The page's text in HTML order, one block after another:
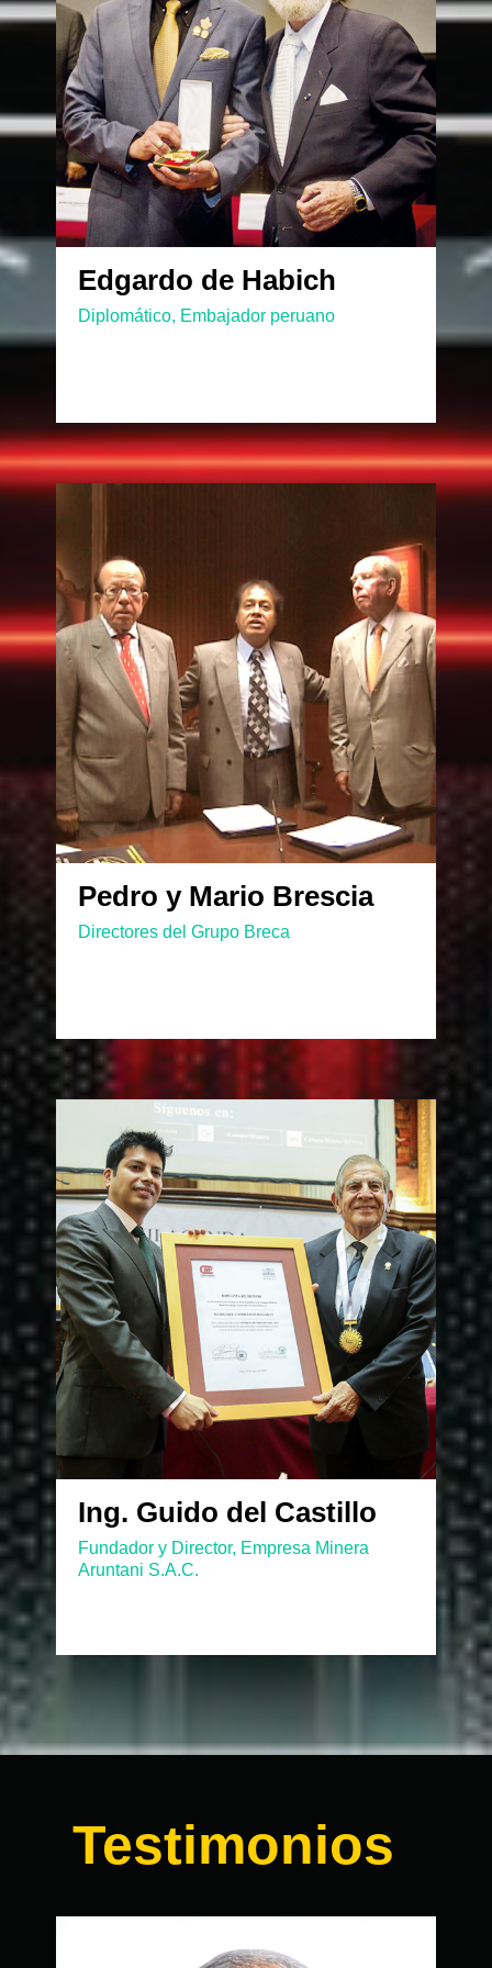
Edgardo de Habich
Diplomático, Embajador peruano
Pedro y Mario Brescia
Directores del Grupo Breca
Ing. Guido del Castillo
Fundador y Director, Empresa Minera
Aruntani S.A.C.
Testimonios